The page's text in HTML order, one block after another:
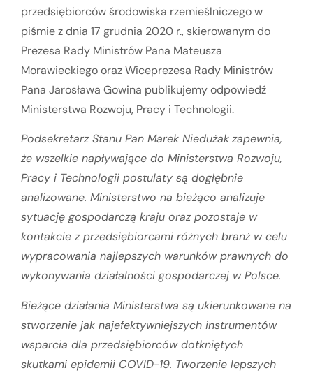
przedsiębiorców środowiska rzemieślniczego w
piśmie z dnia 17 grudnia 2020 r., skierowanym do
Prezesa Rady Ministrów Pana Mateusza
Morawieckiego oraz Wiceprezesa Rady Ministrów
Pana Jarosława Gowina publikujemy odpowiedź
Ministerstwa Rozwoju, Pracy i Technologii.
Podsekretarz Stanu Pan Marek Niedużakzapewnia,
że wszelkie napływające do Ministerstwa Rozwoju,
Pracy i Technologii postulaty są dogłębnie
analizowane. Ministerstwo na bieżąco analizuje
sytuację gospodarczą kraju oraz pozostaje w
kontakcie z przedsiębiorcami różnych branż w celu
wypracowania najlepszych warunków prawnych do
wykonywania działalności gospodarczej w Polsce.
Bieżące działania Ministerstwa są ukierunkowane na
stworzenie jak najefektywniejszych instrumentów
wsparcia dla przedsiębiorców dotkniętych
skutkami epidemii COVID-19. Tworzenie lepszych